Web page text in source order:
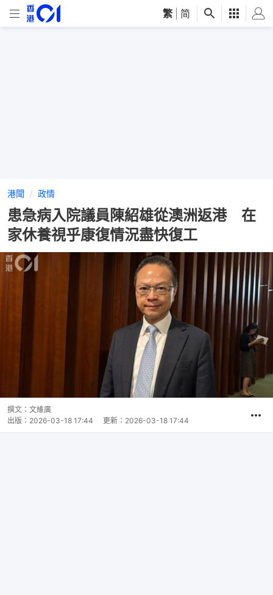
繁 简
港聞 政情
患急病入院議員陳紹雄從澳洲返港 在
家休養視乎康復情況盡快復工
撰文： 文維廣
出版： 2026-03-18 17:44 更新： 2026-03-18 17:44